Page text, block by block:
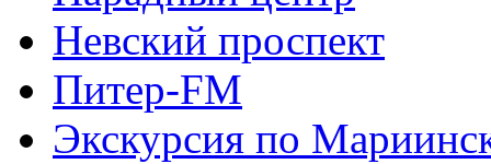
Невский проспект
Питер-FM
Экскурсия по